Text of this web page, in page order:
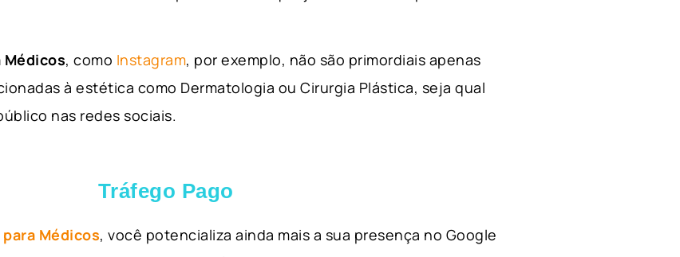
Médicos, como Instagram, por exemplo, não são primordiais apenas
à estética como Dermatologia ou Cirurgia Plástica, seja qual
nas redes sociais.
Tráfego Pago
Médicos, você potencializa ainda mais a sua presença no Google